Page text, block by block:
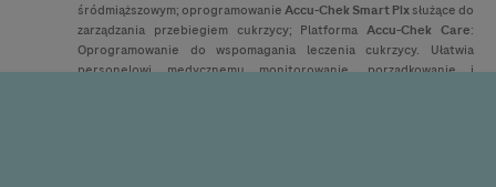
śródmiąższowym; oprogramowanieAccu-ChekSmart Pixsłużące do
zarządzania przebiegiem cukrzycy; PlatformaAccu-Chek Care:
Oprogramowanie do wspomagania leczenia cukrzycy. Ułatwia
personelowi medycznemu monitorowanie, porządkowanie i